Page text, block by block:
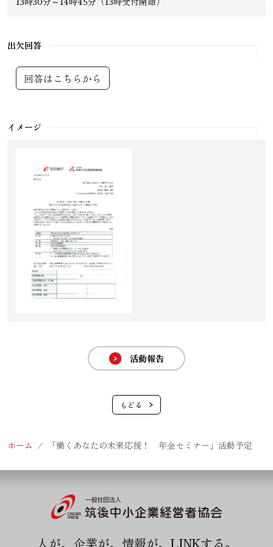
出欠回答
回答はこちらから
イメージ
活動報告
ホーム 「働くあなたの未来応援！ 年金セミナー」活動予定
人が、企業が、情報が、LINKする。